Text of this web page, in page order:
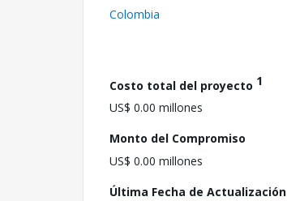
Colombia
Costo total del proyecto 1
US$ 0.00 millones
Monto del Compromiso
US$ 0.00 millones
Última Fecha de Actualización